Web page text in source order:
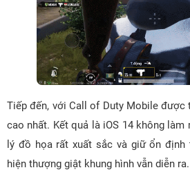
Tiếp đến, với Call of Duty Mobile được
cao nhất. Kết quả là iOS 14 không
lý đồ họa rất xuất sắc và giữ ổn
hiện thượng giật khung hình vẫn diễn ra.